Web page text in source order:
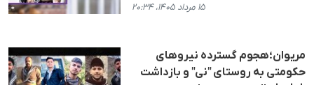
۱۵ مرداد ۱۴۰۵، ۲۰:۳۴
مریوان؛هجوم گسترده نیروهای
حکومتی به روستای "نی" و بازداشت